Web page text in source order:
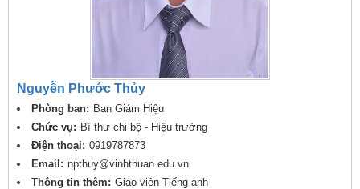
Nguyễn Phước Thủy
Phòng ban: Ban Giám Hiệu
Chức vụ: Bí thư chi bộ - Hiệu trưởng
Điện thoại: 0919787873
Email: npthuy@vinhthuan.edu.vn
Thông tin thêm: Giáo viên Tiếng anh